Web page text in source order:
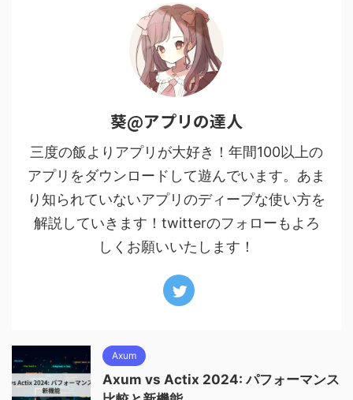
葵@アプリの達人
三度の飯よりアプリが大好き！年間100以上の
アプリをダウンロードして遊んでいます。あま
り知られていないアプリのディープな使い方を
解説していきます！twitterのフォローもよろ
しくお願いいたします！
Axum
Axum vs Actix 2024: パフォーマンス